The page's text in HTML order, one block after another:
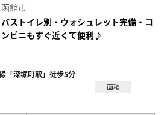
り登
函館市
バストイレ別・ウォシュレット完備・コ
ンビニもすぐ近くて便利♪
「深堀町駅」徒歩5分
面積